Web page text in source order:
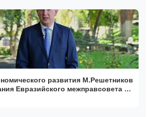
развития М.Решетников
Евразийского межправсовета в